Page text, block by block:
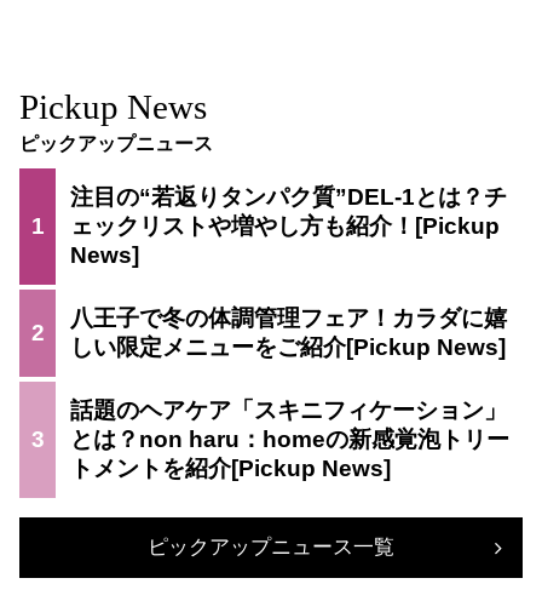
Pickup News
ピックアップニュース
1
注目の“若返りタンパク質”DEL-1とは？チ
ェックリストや増やし方も紹介！
2
八王子で冬の体調管理フェア！カラダに嬉
しい限定メニューをご紹介
3
話題のヘアケア「スキニフィケーション」
とは？non haru：homeの新感覚泡トリー
トメントを紹介
ピックアップニュース一覧